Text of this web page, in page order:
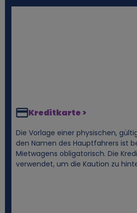
Kreditkarte >
Die Vorlage einer physischen,
den Namen des Hauptfahrers ist
Mietwagens obligatorisch. Die
verwendet, um die Kaution zu